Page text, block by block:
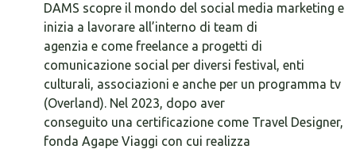
DAMS scopre il mondo del social media marketing e
inizia a lavorare all’interno di team di
agenzia e come freelance a progetti di
comunicazione social per diversi festival, enti
culturali, associazioni e anche per un programma tv
(Overland). Nel 2023, dopo aver
conseguito una certificazione come Travel Designer,
fonda Agape Viaggi con cui realizza